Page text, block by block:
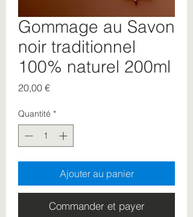
Gommage au Savon
noir traditionnel
100% naturel 200ml
20,00 €Prix
Quantité *
Ajouter au panier
Commander et payer